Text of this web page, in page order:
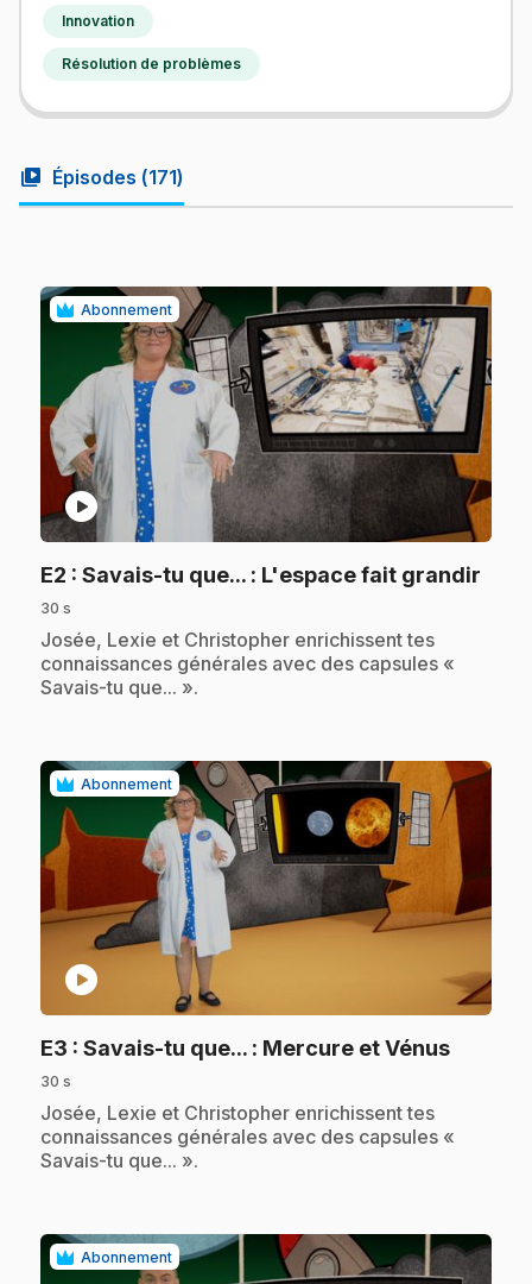
Innovation
Résolution de problèmes
video_library Épisodes (171)
Abonnement
play_circle
E2 : Savais-tu que... : L'espace fait grandir
30 s
.Josée, Lexie et Christopher enrichissent tes
connaissances générales avec des capsules «
Savais-tu que... ».
Abonnement
play_circle
E3 : Savais-tu que... : Mercure et Vénus.
30 s
.Josée, Lexie et Christopher enrichissent tes
connaissances générales avec des capsules «
Savais-tu que... ».
Abonnement